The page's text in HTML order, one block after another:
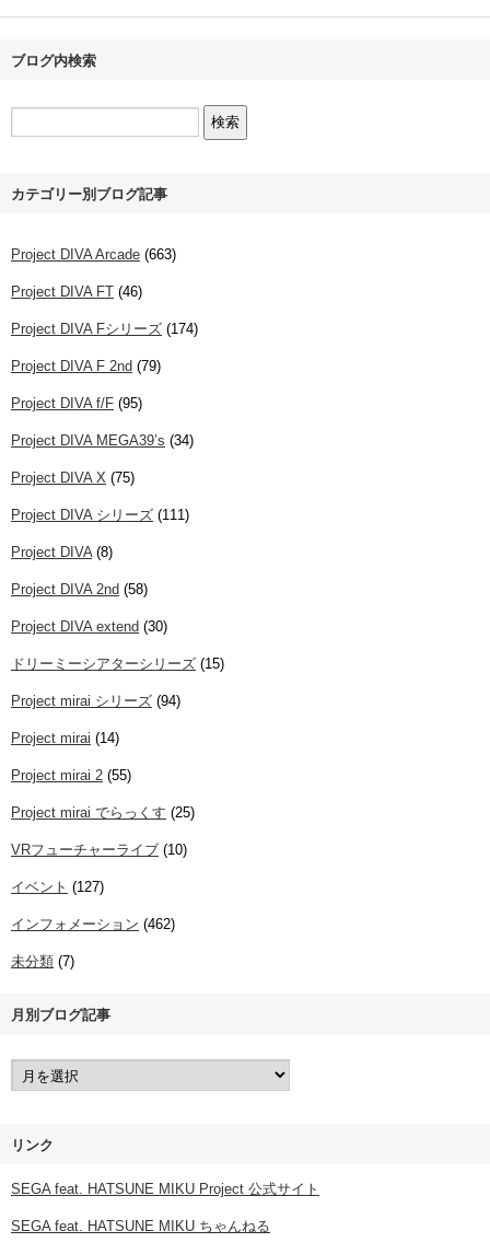
ブログ内検索
カテゴリー別ブログ記事
Project DIVA Arcade (663)
Project DIVA FT (46)
Project DIVA Fシリーズ (174)
Project DIVA F 2nd (79)
Project DIVA f/F (95)
Project DIVA MEGA39’s (34)
Project DIVA X (75)
Project DIVA シリーズ (111)
Project DIVA (8)
Project DIVA 2nd (58)
Project DIVA extend (30)
ドリーミーシアターシリーズ (15)
Project mirai シリーズ (94)
Project mirai (14)
Project mirai 2 (55)
Project mirai でらっくす (25)
VRフューチャーライブ (10)
イベント (127)
インフォメーション (462)
未分類 (7)
月別ブログ記事
リンク
SEGA feat. HATSUNE MIKU Project 公式サイト
SEGA feat. HATSUNE MIKU ちゃんねる